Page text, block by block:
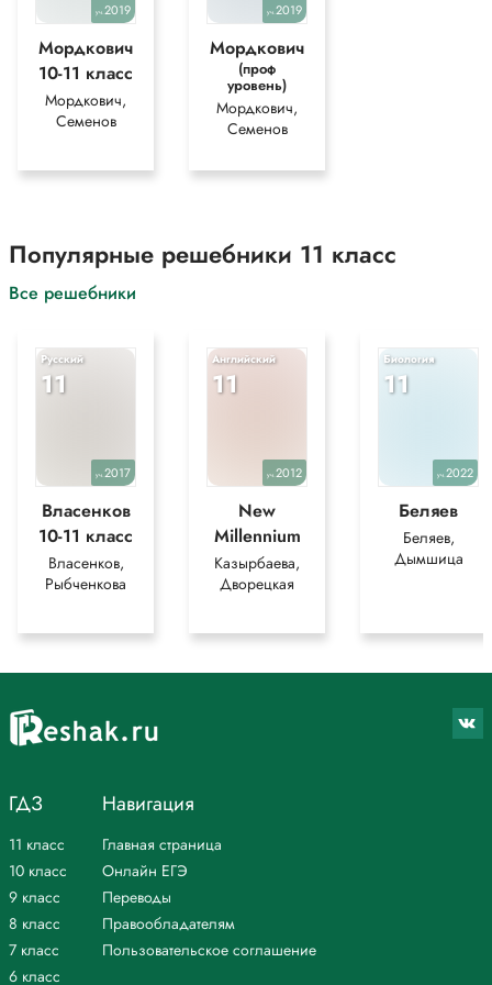
уч.2019
Мордкович
10-11 класс
Мордкович,
Семенов
уч.2019
Мордкович
(проф
уровень)
Мордкович,
Семенов
Популярные решебники 11 класс
Все решебники
Русский
11
уч.2017
Власенков
10-11 класс
Власенков,
Рыбченкова
Английский
11
уч.2012
New
Millennium
Казырбаева,
Дворецкая
Биология
11
уч.2022
Беляев
Беляев,
Дымшица
ГДЗ
11 класс
10 класс
9 класс
8 класс
7 класс
6 класс
Навигация
Главная страница
Онлайн ЕГЭ
Переводы
Правообладателям
Пользовательское соглашение